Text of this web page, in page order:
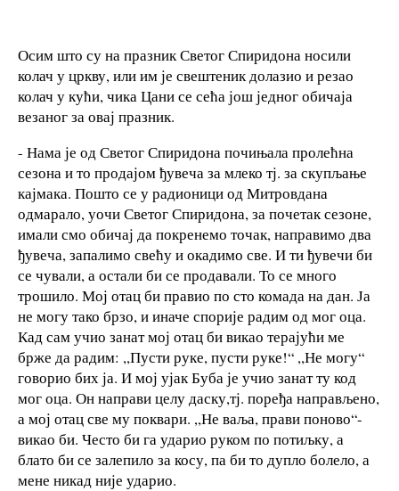
Осим што су на празник Светог Спиридона носили
колач у цркву, или им је свештеник долазио и резао
колач у кући, чика Цани се сећа још једног обичаја
везаног за овај празник.
- Нама је од Светог Спиридона почињала пролећна
сезона и то продајом ђувеча за млеко тј. за скупљање
кајмака. Пошто се у радионици од Митровдана
одмарало, уочи Светог Спиридона, за почетак сезоне,
имали смо обичај да покренемо точак, направимо два
ђувеча, запалимо свећу и окадимо све. И ти ђувечи би
се чували, а остали би се продавали. То се много
трошило. Мој отац би правио по сто комада на дан. Ја
не могу тако брзо, и иначе спорије радим од мог оца.
Кад сам учио занат мој отац би викао терајући ме
брже да радим: ,,Пусти руке, пусти руке!“ ,,Не могу“
говорио бих ја. И мој ујак Буба је учио занат ту код
мог оца. Он направи целу даску,тј. поређа направљено,
а мој отац све му поквари. ,,Не ваља, прави поново“-
викао би. Често би га ударио руком по потиљку, а
блато би се залепило за косу, па би то дупло болело, а
мене никад није ударио.